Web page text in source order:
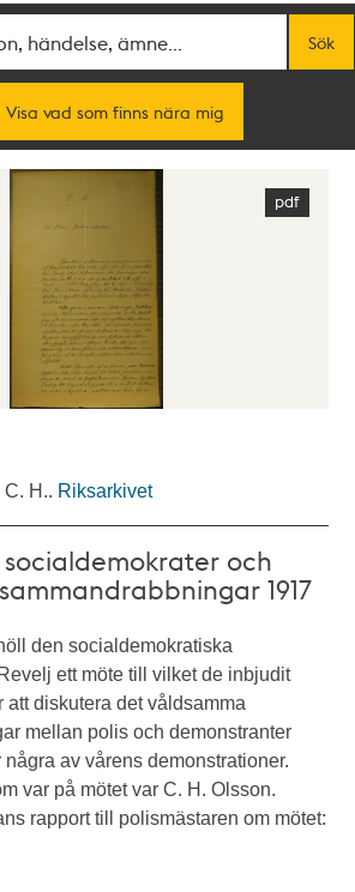
Sök
Visa vad som finns nära mig
C. H.. Riksarkivet
och
1917
den socialdemokratiska
ett möte till vilket de inbjudit
att diskutera det våldsamma
mellan polis och demonstranter
av vårens demonstrationer.
var på mötet var C. H. Olsson.
rapport till polismästaren om mötet: